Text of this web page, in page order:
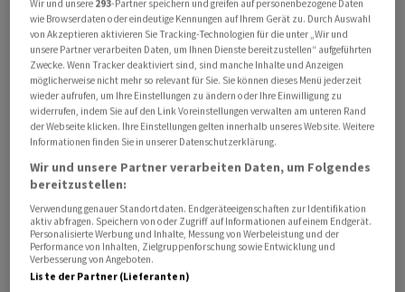
Gefahr.
Israel und der Libanon hatten sich in der Nacht erneut
auf einen Weg zur Umsetzung der Waffenruhe geeinigt.
Die Hisbollah hat sich dazu bisher nicht geäussert.
praktisch unwirksam, da die gegenseitigen Angriffe fast
unvermindert fortgesetzt wurden. Wegen des seit
Anfang März andauernden Kriegs wurden im Libanon
Hunderttausende Menschen vertrieben. Viele
Menschen dort fürchten sich vor eine Fortsetzung der
Wir und unsere 293-Partner speichern und greifen auf personenbezogene Daten
wie Browserdaten oder eindeutige Kennungen auf Ihrem Gerät zu. Durch Auswahl
von Akzeptieren aktivieren Sie Tracking-Technologien für die unter „Wir und
unsere Partner verarbeiten Daten, um Ihnen Dienste bereitzustellen“ aufgeführten
Zwecke. Wenn Tracker deaktiviert sind, sind manche Inhalte und Anzeigen
möglicherweise nicht mehr so relevant für Sie. Sie können dieses Menü jederzeit
wieder aufrufen, um Ihre Einstellungen zu ändern oder Ihre Einwilligung zu
widerrufen, indem Sie auf den Link Voreinstellungen verwalten am unteren Rand
der Webseite klicken. Ihre Einstellungen gelten innerhalb unseres Website. Weitere
Informationen finden Sie in unserer Datenschutzerklärung.
Wir und unsere Partner verarbeiten Daten, um Folgendes
bereitzustellen:
Verwendung genauer Standortdaten. Endgeräteeigenschaften zur Identifikation
aktiv abfragen. Speichern von oder Zugriff auf Informationen auf einem Endgerät.
Personalisierte Werbung und Inhalte, Messung von Werbeleistung und der
Performance von Inhalten, Zielgruppenforschung sowie Entwicklung und
Verbesserung von Angeboten.
Liste der Partner (Lieferanten)